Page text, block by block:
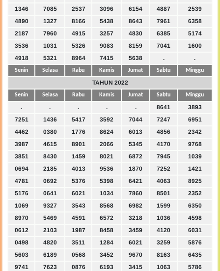
1346 7085 2537 3096 6154 4887
2539
4890
1327 8166 5438 8643 7961
6358
2187
7960 4915 3257 4830 6385
5174
3536
1031 5326 9083 8159 7041
1600
4918
5321 8964 7415 5638 . .
Senin Selasa Rabu Kamis Jumat Sabtu Minggu
TAHUN 2022
Senin Selasa Rabu Kamis Jumat Sabtu Minggu
. . . . . 8641
3893
7251
1436 5417 3592 7044 7247
6951
4462
0380 1776 8624 6013 4856
2342
3987
4615 8901 2066 5345 4170
9768
3851
8430 1459 8021 6872 7945
1039
0694
2185 4013 9536 1870 7252
1421
4781
0692 5376 5398 6421 4063
8925
5176
0641 6021 1034 7860 8501
2352
1069
9327 3543 8568 6982 1599
6350
8970
5469 4591 6572 3218 1036
4598
0612
2103 1987 8458 3459 4120
6031
0498
4820 3511 1284 6021 3259
5876
5603
6189 0568 3452 9670 8163
6435
9741
7623 0876 6193 3415 1063
5786